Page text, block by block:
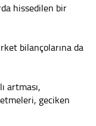
hissedilen bir
bilançolarına da
artması,
geciken